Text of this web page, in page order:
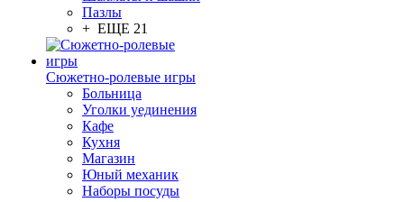
Пазлы
+ ЕЩЕ 21
Сюжетно-ролевые игры
Больница
Уголки уединения
Кафе
Кухня
Магазин
Юный механик
Наборы посуды